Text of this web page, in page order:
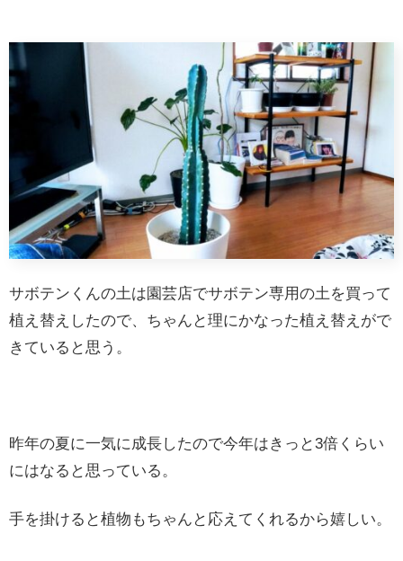
サボテンくんの土は園芸店でサボテン専用の土を買って
植え替えしたので、ちゃんと理にかなった植え替えがで
きていると思う。
昨年の夏に一気に成長したので今年はきっと3倍くらい
にはなると思っている。
手を掛けると植物もちゃんと応えてくれるから嬉しい。